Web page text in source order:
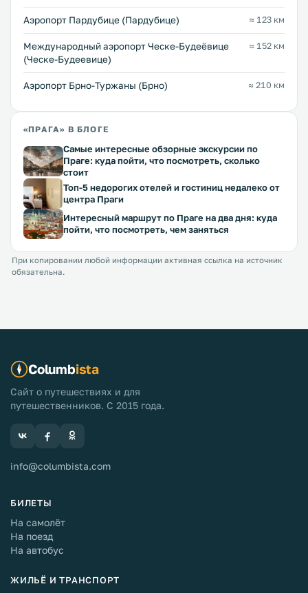
Аэропорт Пардубице (Пардубице) ≈ 123 км
Международный аэропорт Ческе-Будеёвице
(Ческе-Будеевице)
≈ 152 км
Аэропорт Брно-Туржаны (Брно) ≈ 210 км
«ПРАГА» В БЛОГЕ
Самые интересные обзорные экскурсии по
Праге: куда пойти, что посмотреть, сколько
стоит
Топ-5 недорогих отелей и гостиниц недалеко от
центра Праги
Интересный маршрут по Праге на два дня: куда
пойти, что посмотреть, чем заняться
При копировании любой информации активная ссылка на источник
обязательна.
Columbista
Сайт о путешествиях и для
путешественников. С 2015 года.
info@columbista.com
БИЛЕТЫ
На самолёт
На поезд
На автобус
ЖИЛЬЁ И ТРАНСПОРТ